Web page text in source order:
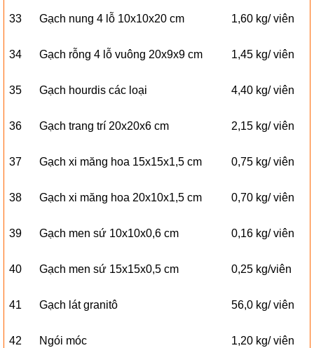
33 Gạch nung 4 lỗ 10x10x20 cm 1,60 kg/ viên
34 Gạch rỗng 4 lỗ vuông 20x9x9 cm 1,45 kg/ viên
35 Gạch hourdis các loại 4,40 kg/ viên
36 Gạch trang trí 20x20x6 cm 2,15 kg/ viên
37 Gạch xi măng hoa 15x15x1,5 cm 0,75 kg/ viên
38 Gạch xi măng hoa 20x10x1,5 cm 0,70 kg/ viên
39 Gạch men sứ 10x10x0,6 cm 0,16 kg/ viên
40 Gạch men sứ 15x15x0,5 cm 0,25 kg/viên
41 Gạch lát granitô 56,0 kg/ viên
42 Ngói móc 1,20 kg/ viên